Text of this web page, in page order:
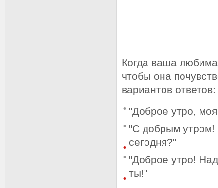
Когда ваша
чтобы она
вариантов ответов:
"Доброе утро,
"С добрым утром!
сегодня?"
"Доброе утро!
ты!"